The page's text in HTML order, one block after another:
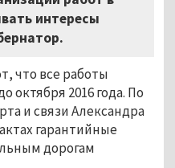
интересы
что все работы
2016 года. По
и связи Александра
гарантийные
дорогам